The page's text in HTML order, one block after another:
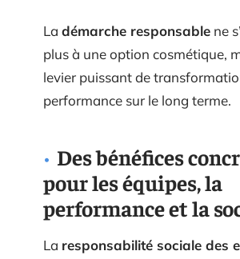
La démarche responsable ne
plus à une option cosmétique,
levier puissant de
performance sur le long terme.
Des bénéfices
pour les équipes, la
performance et la
La responsabilité sociale des